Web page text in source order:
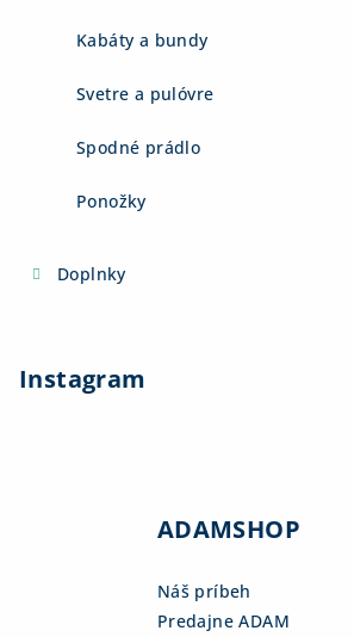
Kabáty a bundy
Svetre a pulóvre
Spodné prádlo
Ponožky
Doplnky
Instagram
ADAMSHOP
Náš príbeh
Predajne ADAM